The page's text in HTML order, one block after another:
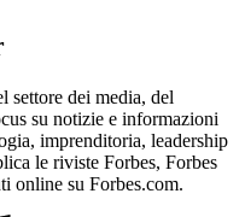
settore dei media, del
su notizie e informazioni
imprenditoria, leadership
le riviste Forbes, Forbes
online su Forbes.com.